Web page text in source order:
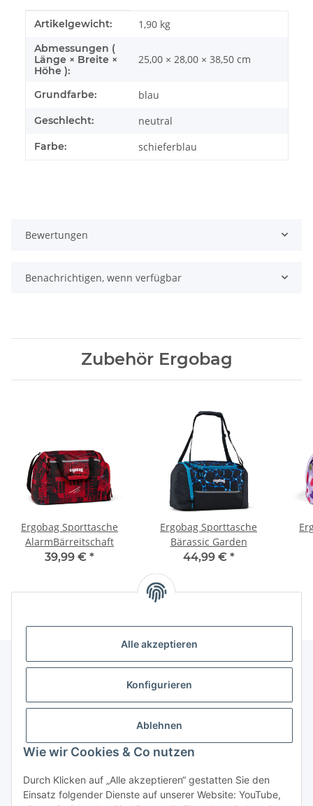
Alle akzeptieren
Konfigurieren
Ablehnen
Wie wir Cookies & Co nutzen
Durch Klicken auf „Alle akzeptieren“ gestatten Sie den
Einsatz folgender Dienste auf unserer Website: YouTube,
Produkteigenschaft
Wert
Artikelgewicht: 1,90 kg
Abmessungen (
Länge × Breite ×
Höhe ):
25,00 × 28,00 × 38,50 cm
Grundfarbe: blau
Geschlecht: neutral
Farbe: schieferblau
Bewertungen
Benachrichtigen, wenn verfügbar
Zubehör Ergobag
Ergobag Sporttasche
AlarmBärreitschaft
39,99 € *
Ergobag Sporttasche
Bärassic Garden
44,99 € *
Gesetzliche Informationen
Vertrag widerrufen